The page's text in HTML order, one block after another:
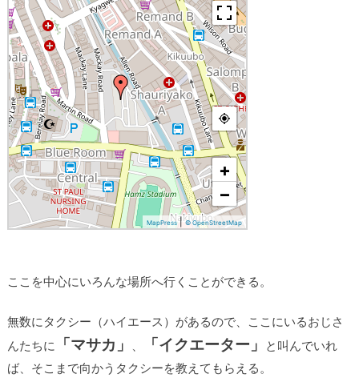
ここを中心にいろんな場所へ行くことができる。
無数にタクシー（ハイエース）があるので、ここにいるおじさ
んたちに
「マサカ」 「イクエーター」
と叫んでいれ
ば、そこまで向かうタクシーを教えてもらえる。